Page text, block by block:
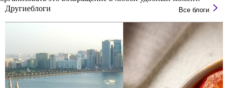
Другиеблоги Все блоги